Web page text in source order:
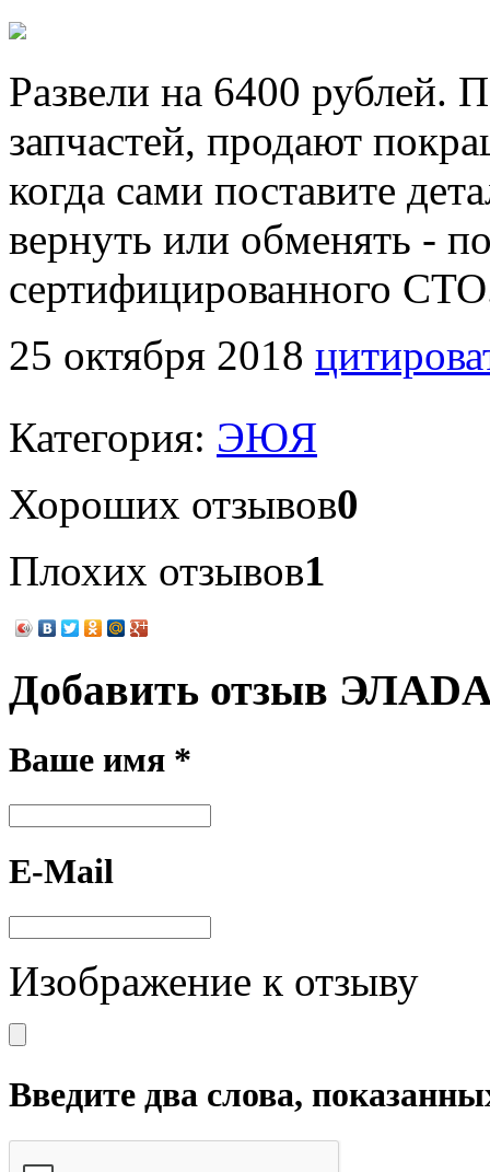
Развели на 6400 рублей.
запчастей, продают
когда сами поставите
вернуть или обменять -
сертифицированного
25 октября 2018
Категория: ЭЮЯ
Хороших отзывов0
Плохих отзывов1
Добавить отзыв
Ваше имя *
E-Mail
Изображение к отзыву
Введите два слова,